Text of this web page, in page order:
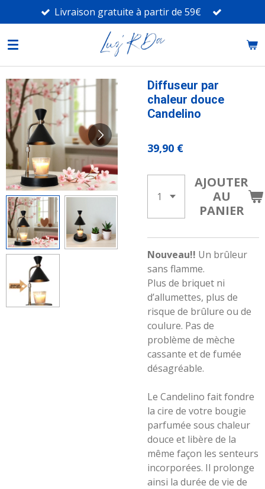
au
contenu
Livraison gratuite à partir de 59€
Diffuseur par
chaleur douce
Candelino
39,90 €
AJOUTER
AU
PANIER
Nouveau!! Un brûleur
sans flamme.
Plus de briquet ni
d’allumettes, plus de
risque de brûlure ou de
coulure. Pas de
problème de mèche
cassante et de fumée
désagréable.
Le Candelino fait fondre
la cire de votre bougie
parfumée sous chaleur
douce et libère de la
même façon les senteurs
incorporées. Il prolonge
ainsi la durée de vie de